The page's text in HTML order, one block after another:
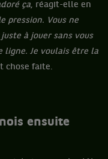
ça, réagit-elle en
pression. Vous ne
à jouer sans vous
ligne. Je voulais être la
chose faite.
ensuite